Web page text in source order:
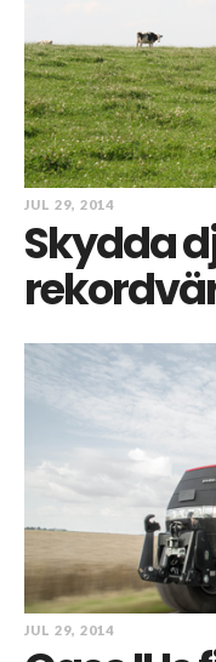
JUL 29, 2014
Skydda
JUL 29, 2014